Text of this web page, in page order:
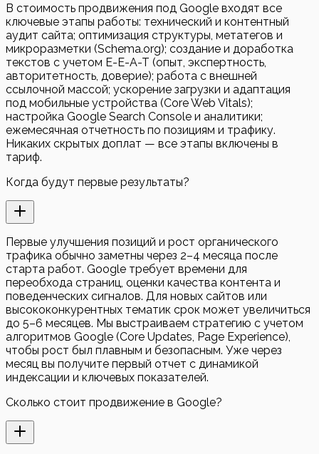
В стоимость продвижения под Google входят все
ключевые этапы работы: технический и контентный
аудит сайта; оптимизация структуры, метатегов и
микроразметки (Schema.org); создание и доработка
текстов с учетом E-E-A-T (опыт, экспертность,
авторитетность, доверие); работа с внешней
ссылочной массой; ускорение загрузки и адаптация
под мобильные устройства (Core Web Vitals);
настройка Google Search Console и аналитики;
ежемесячная отчетность по позициям и трафику.
Никаких скрытых доплат — все этапы включены в
тариф.
Когда будут первые результаты?
Первые улучшения позиций и рост органического
трафика обычно заметны через 2–4 месяца после
старта работ. Google требует времени для
переобхода страниц, оценки качества контента и
поведенческих сигналов. Для новых сайтов или
высококонкурентных тематик срок может увеличиться
до 5–6 месяцев. Мы выстраиваем стратегию с учетом
алгоритмов Google (Core Updates, Page Experience),
чтобы рост был плавным и безопасным. Уже через
месяц вы получите первый отчет с динамикой
индексации и ключевых показателей.
Сколько стоит продвижение в Google?